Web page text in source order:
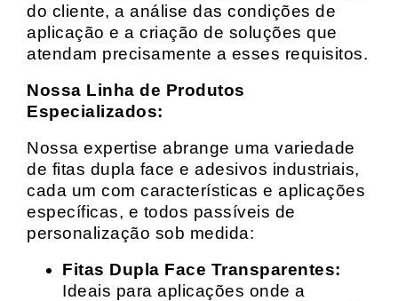
do cliente, a análise das condições de
aplicação e a criação de soluções que
atendam precisamente a esses requisitos.
Nossa Linha de Produtos
Especializados:
Nossa expertise abrange uma variedade
de fitas dupla face e adesivos industriais,
cada um com características e aplicações
específicas, e todos passíveis de
personalização sob medida:
Fitas Dupla Face Transparentes:
Ideais para aplicações onde a